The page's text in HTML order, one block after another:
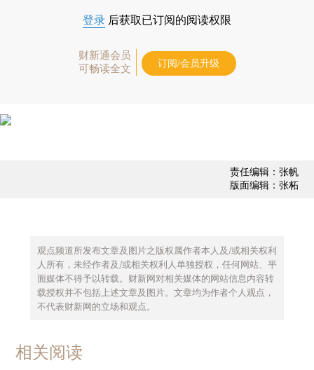
登录 后获取已订阅的阅读权限
财新通会员
可畅读全文
订阅/会员升级
责任编辑：张帆
版面编辑：张柘
观点频道所发布文章及图片之版权属作者本人及/或相关权利
人所有，未经作者及/或相关权利人单独授权，任何网站、平
面媒体不得予以转载。财新网对相关媒体的网站信息内容转
载授权并不包括上述文章及图片。文章均为作者个人观点，
不代表财新网的立场和观点。
相关阅读